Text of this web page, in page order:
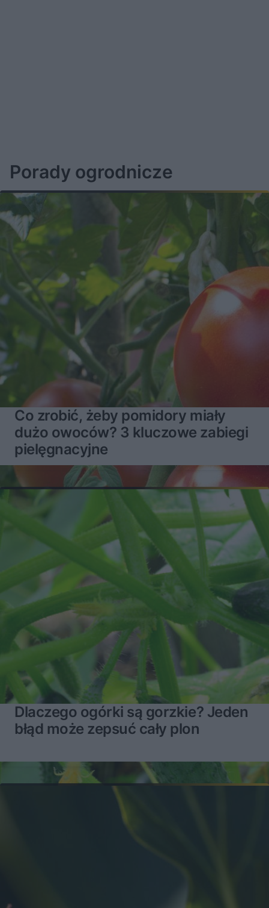
Porady ogrodnicze
Co zrobić, żeby pomidory miały
dużo owoców? 3 kluczowe zabiegi
pielęgnacyjne
Dlaczego ogórki są gorzkie? Jeden
błąd może zepsuć cały plon